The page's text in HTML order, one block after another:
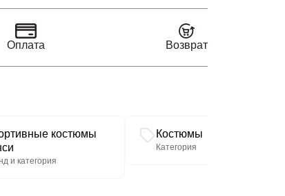
На передних половинках
отличаться от представленной на
Оплата Возврат
костюмы
и категория
Костюмы
Категория